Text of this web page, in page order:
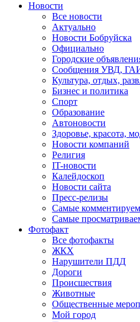
Новости
Все новости
Актуально
Новости Бобруйска
Официально
Городские
Сообщения УВД,
Культура, отдых,
Бизнес и политика
Спорт
Образование
Автоновости
Здоровье, красота,
Новости компаний
Религия
IT-новости
Калейдоскоп
Новости сайта
Пресс-релизы
Самые
Самые
Фотофакт
Все фотофакты
ЖКХ
Нарушители ПДД
Дороги
Происшествия
Животные
Общественные
Мой город